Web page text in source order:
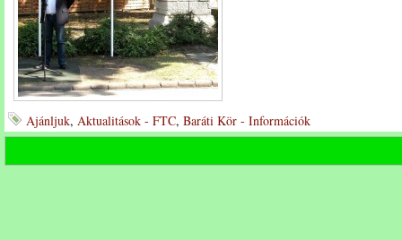
Ajánljuk, Aktualitások - FTC, Baráti Kör - Információk